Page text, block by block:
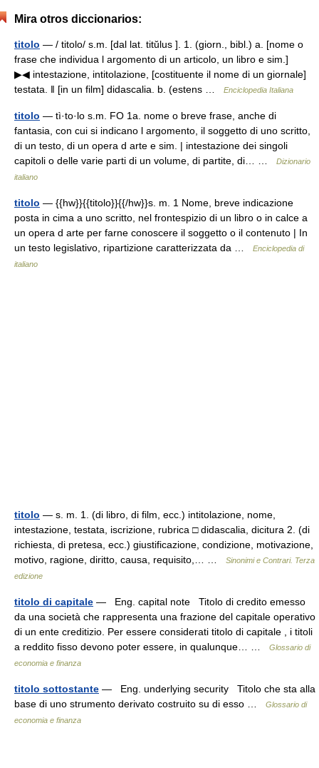
Mira otros diccionarios:
titolo — / titolo/ s.m. [dal lat. titŭlus ]. 1. (giorn., bibl.) a. [nome o
frase che individua l argomento di un articolo, un libro e sim.]
▶◀ intestazione, intitolazione, [costituente il nome di un giornale]
testata. ‖ [in un film] didascalia. b. (estens …
Enciclopedia Italiana
titolo — tì·to·lo s.m. FO 1a. nome o breve frase, anche di
fantasia, con cui si indicano l argomento, il soggetto di uno scritto,
di un testo, di un opera d arte e sim. | intestazione dei singoli
capitoli o delle varie parti di un volume, di partite, di… …
Dizionario
italiano
titolo — {{hw}}{{titolo}}{{/hw}}s. m. 1 Nome, breve indicazione
posta in cima a uno scritto, nel frontespizio di un libro o in calce a
un opera d arte per farne conoscere il soggetto o il contenuto | In
un testo legislativo, ripartizione caratterizzata da …
Enciclopedia di
italiano
titolo — s. m. 1. (di libro, di film, ecc.) intitolazione, nome,
intestazione, testata, iscrizione, rubrica □ didascalia, dicitura 2. (di
richiesta, di pretesa, ecc.) giustificazione, condizione, motivazione,
motivo, ragione, diritto, causa, requisito,… …
Sinonimi e Contrari. Terza
edizione
titolo di capitale — Eng. capital note Titolo di credito emesso
da una società che rappresenta una frazione del capitale operativo
di un ente creditizio. Per essere considerati titolo di capitale , i titoli
a reddito fisso devono poter essere, in qualunque… …
Glossario di
economia e finanza
titolo sottostante — Eng. underlying security Titolo che sta alla
base di uno strumento derivato costruito su di esso …
Glossario di
economia e finanza